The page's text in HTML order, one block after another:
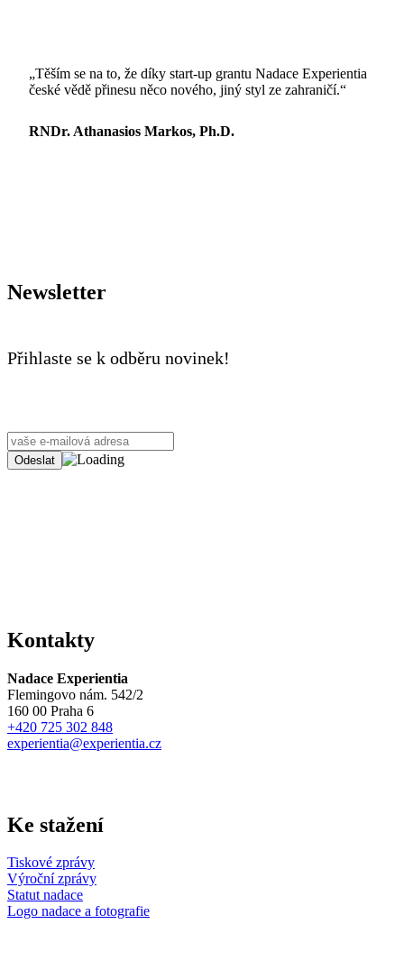
„Těším se na to, že díky start-up grantu Nadace Experientia
české vědě přinesu něco nového, jiný styl ze zahraničí.“
RNDr. Athanasios Markos, Ph.D.
Newsletter
Přihlaste se k odběru novinek!
Kontakty
Nadace Experientia
Flemingovo nám. 542/2
160 00 Praha 6
+420 725 302 848
experientia@experientia.cz
Ke stažení
Tiskové zprávy
Výroční zprávy
Statut nadace
Logo nadace a fotografie